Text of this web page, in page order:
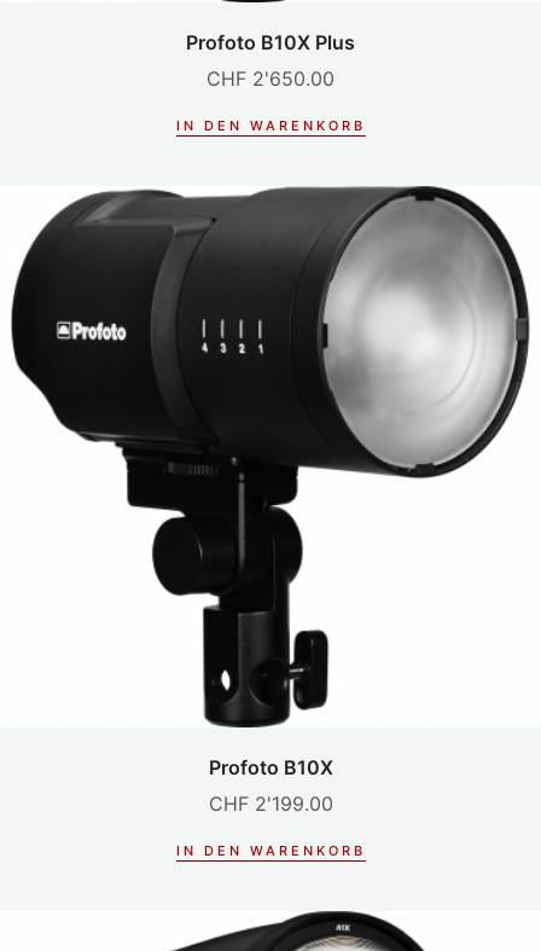
Profoto B10X Plus
CHF 2'650.00
IN DEN WARENKORB
Profoto B10X
CHF2'199.00
IN DEN WARENKORB